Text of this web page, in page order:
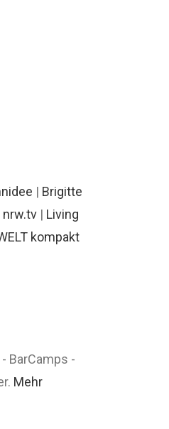
| Brigitte
nrw.tv | Living
kompakt
BarCamps -
Mehr